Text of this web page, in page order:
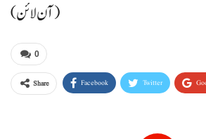
(آن لائن)
0
Share Facebook Twitter